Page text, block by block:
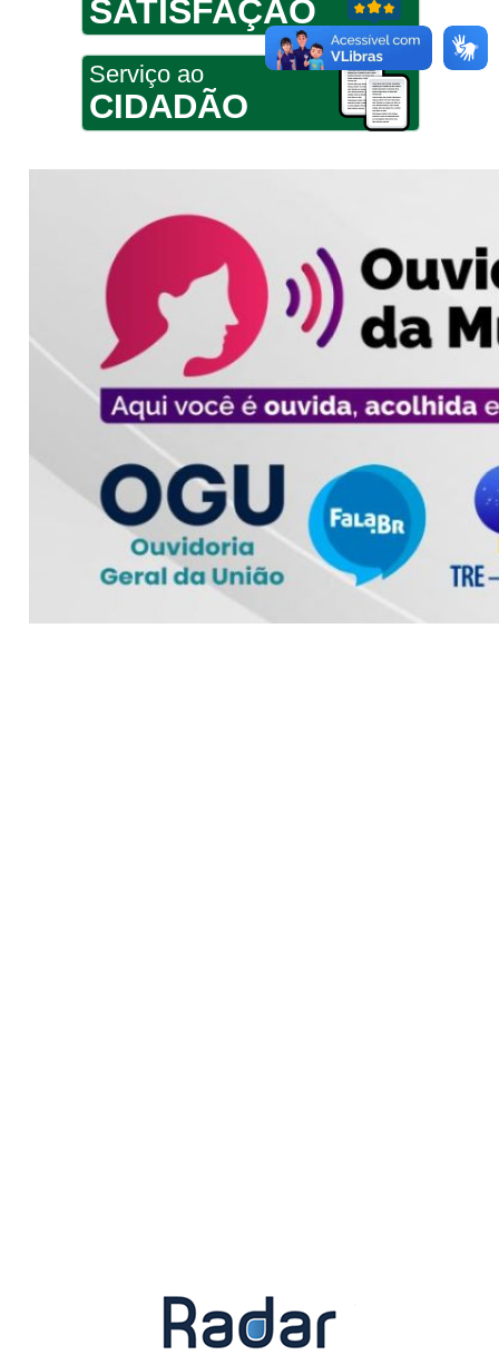
SATISFAÇÃO
Serviço ao
CIDADÃO